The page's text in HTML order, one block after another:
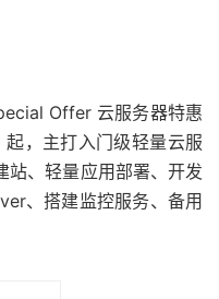
Offer 云服务器特惠
起，主打入门级轻量云服
站、轻量应用部署、开发
、搭建监控服务、备用